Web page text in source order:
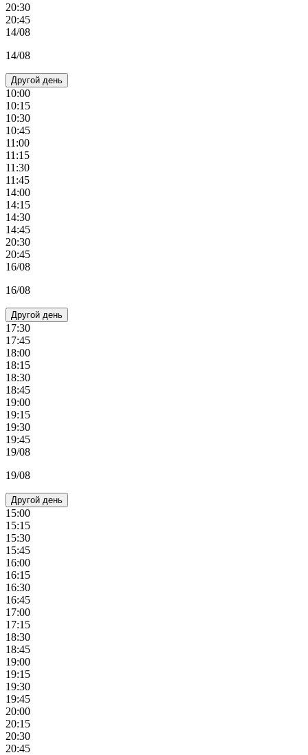
20:30
20:45
14/08
14/08
Другой день
10:00
10:15
10:30
10:45
11:00
11:15
11:30
11:45
14:00
14:15
14:30
14:45
20:30
20:45
16/08
16/08
Другой день
17:30
17:45
18:00
18:15
18:30
18:45
19:00
19:15
19:30
19:45
19/08
19/08
Другой день
15:00
15:15
15:30
15:45
16:00
16:15
16:30
16:45
17:00
17:15
18:30
18:45
19:00
19:15
19:30
19:45
20:00
20:15
20:30
20:45